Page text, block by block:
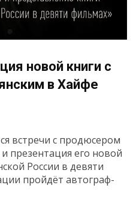
новой книги с
в Хайфе
встречи с продюсером
презентация его новой
России в девяти
пройдёт автограф-